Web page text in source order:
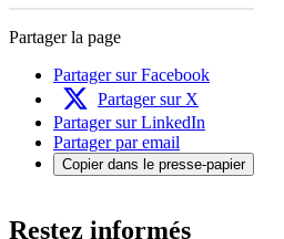
Partager la page
Partager sur Facebook
Partager sur X
Partager sur LinkedIn
Partager par email
Copier dans le presse-papier
Restez informés